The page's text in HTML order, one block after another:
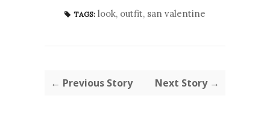
TAGS: look, outfit, san valentine
← Previous Story Next Story →